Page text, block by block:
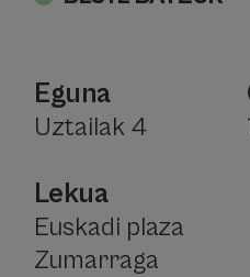
Eguna
Uztailak 4
Lekua
Euskadi plaza
Zumarraga